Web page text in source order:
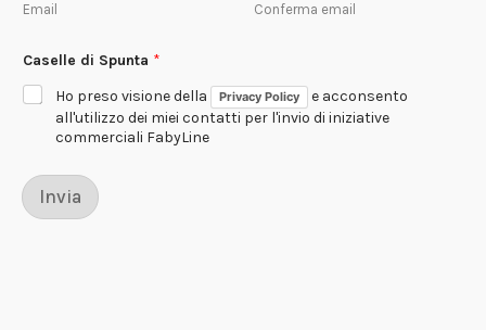
c
*
Email Conferma email
Caselle di Spunta *
Ho preso visione della
Privacy Policy
e acconsento
all'utilizzo dei miei contatti per l'invio di iniziative
commerciali FabyLine
Invia